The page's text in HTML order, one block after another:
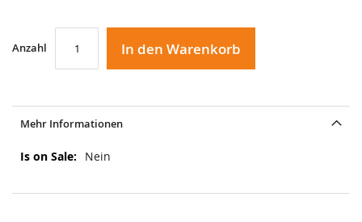
Anzahl In den Warenkorb
Mehr Informationen
Mehr
Nein